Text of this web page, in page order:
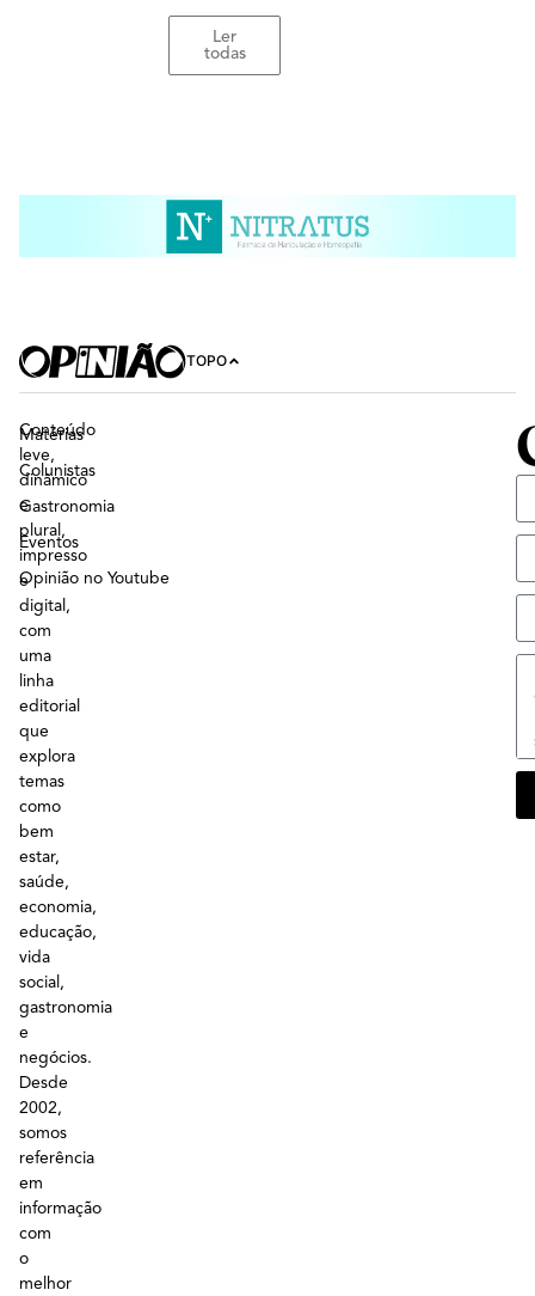
Ler
todas
TOPO
Conteúdo
leve,
dinâmico
e
plural,
impresso
e
digital,
com
uma
linha
editorial
que
explora
temas
como
bem
estar,
saúde,
economia,
educação,
vida
social,
gastronomia
e
negócios.
Desde
2002,
somos
referência
em
informação
com
o
melhor
Matérias
Colunistas
Gastronomia
Eventos
Opinião no Youtube